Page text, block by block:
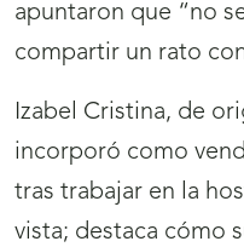
apuntaron que “no
compartir un rato
Izabel Cristina, de
incorporó como
tras trabajar en la
vista; destaca cómo